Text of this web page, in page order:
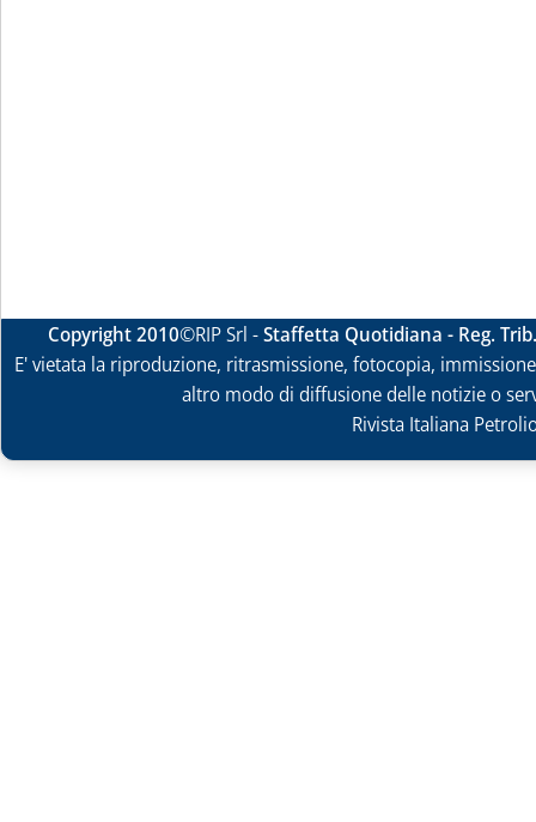
Copyright 2010©RIP Srl -Staffetta Quotidiana - Reg.
E' vietata la riproduzione, ritrasmissione, fotocopia,
altro modo di diffusione delle notizie o
Rivista Italiana